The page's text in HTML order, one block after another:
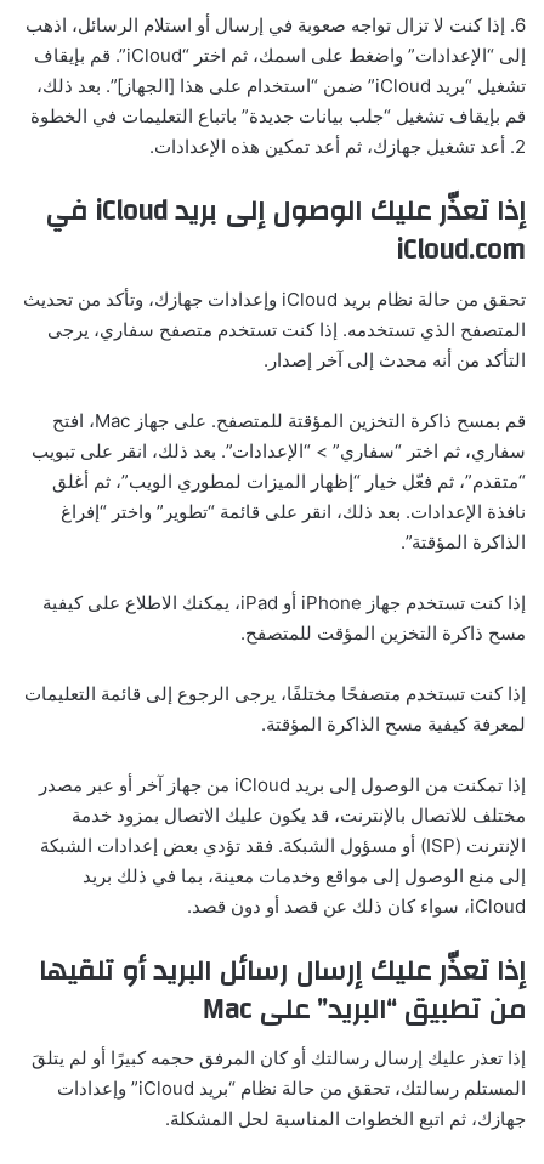
6. إذا كنت لا تزال تواجه صعوبة في إرسال أو استلام الرسائل، اذهب
إلى “الإعدادات” واضغط على اسمك، ثم اختر “iCloud”. قم بإيقاف
تشغيل “بريد iCloud” ضمن “استخدام على هذا [الجهاز]”. بعد ذلك،
قم بإيقاف تشغيل “جلب بيانات جديدة” باتباع التعليمات في الخطوة
2. أعد تشغيل جهازك، ثم أعد تمكين هذه الإعدادات.
إذا تعذّر عليك الوصول إلى بريد iCloud في
iCloud.com
تحقق من حالة نظام بريد iCloud وإعدادات جهازك، وتأكد من تحديث
المتصفح الذي تستخدمه. إذا كنت تستخدم متصفح سفاري، يرجى
التأكد من أنه محدث إلى آخر إصدار.
قم بمسح ذاكرة التخزين المؤقتة للمتصفح. على جهاز Mac، افتح
سفاري، ثم اختر “سفاري” > “الإعدادات”. بعد ذلك، انقر على تبويب
“متقدم”، ثم فعّل خيار “إظهار الميزات لمطوري الويب”، ثم أغلق
نافذة الإعدادات. بعد ذلك، انقر على قائمة “تطوير” واختر “إفراغ
الذاكرة المؤقتة”.
إذا كنت تستخدم جهاز iPhone أو iPad، يمكنك الاطلاع على كيفية
مسح ذاكرة التخزين المؤقت للمتصفح.
إذا كنت تستخدم متصفحًا مختلفًا، يرجى الرجوع إلى قائمة التعليمات
لمعرفة كيفية مسح الذاكرة المؤقتة.
إذا تمكنت من الوصول إلى بريد iCloud من جهاز آخر أو عبر مصدر
مختلف للاتصال بالإنترنت، قد يكون عليك الاتصال بمزود خدمة
الإنترنت (ISP) أو مسؤول الشبكة. فقد تؤدي بعض إعدادات الشبكة
إلى منع الوصول إلى مواقع وخدمات معينة، بما في ذلك بريد
iCloud، سواء كان ذلك عن قصد أو دون قصد.
إذا تعذّر عليك إرسال رسائل البريد أو تلقيها
من تطبيق “البريد” على Mac
إذا تعذر عليك إرسال رسالتك أو كان المرفق حجمه كبيرًا أو لم يتلقَ
المستلم رسالتك، تحقق من حالة نظام “بريد iCloud” وإعدادات
جهازك، ثم اتبع الخطوات المناسبة لحل المشكلة.